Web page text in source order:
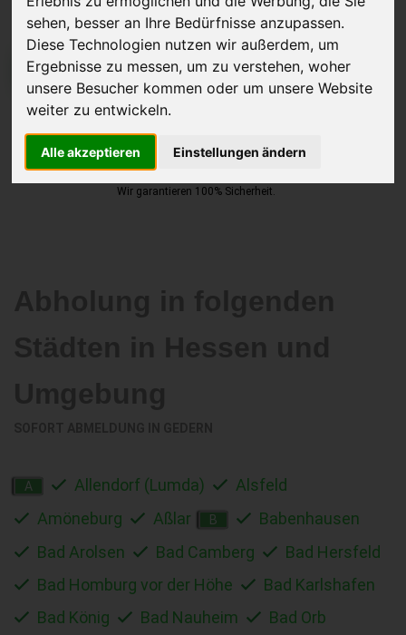
sehen, besser an Ihre Bedürfnisse anzupassen.
Diese Technologien nutzen wir außerdem, um
Ergebnisse zu messen, um zu verstehen, woher
unsere Besucher kommen oder um unsere Website
weiter zu entwickeln.
Alle akzeptieren Einstellungen ändern
JETZT KOSTENLOSE BEWERTUNG
Kostenloses Angebotfür den Ankauf Ihres Autos inklusive der
Abholung, auf Wunsch sofort Geld. Ihre Daten werden nicht mit Dritten
Wir garantieren 100% Sicherheit.
A Allendorf (Lumda)
Alsfeld
Amöneburg
Aßlar B
Babenhausen
Bad Arolsen
Bad Camberg
Bad Hersfeld
Bad Homburg vor der Höhe
Bad Karlshafen
Bad König
Bad Nauheim
Bad Orb